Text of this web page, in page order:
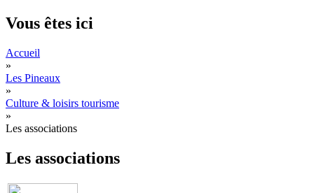
Vous êtes ici
Accueil
»
Les Pineaux
»
Culture & loisirs tourisme
»
Les associations
Les associations